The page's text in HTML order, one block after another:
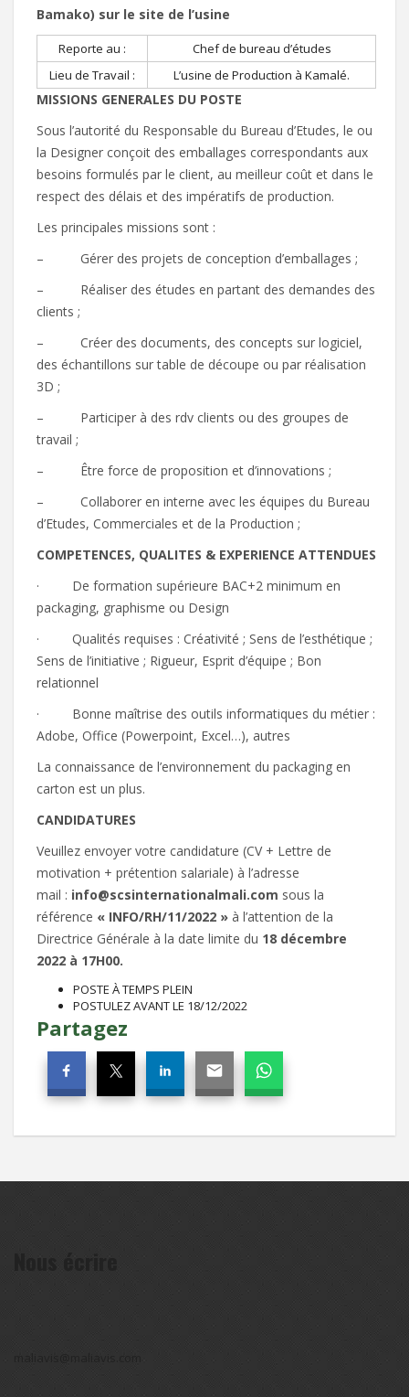
Bamako) sur le site de l’usine
Reporte au :
Chef de bureau d’études
Lieu de Travail :
L’usine de Production à Kamalé.
MISSIONS GENERALES DU POSTE
Sous l’autorité du Responsable du Bureau d’Etudes, le ou
la Designer conçoit des emballages correspondants aux
besoins formulés par le client, au meilleur coût et dans le
respect des délais et des impératifs de production.
Les principales missions sont :
– Gérer des projets de conception d’emballages ;
– Réaliser des études en partant des demandes des
clients ;
– Créer des documents, des concepts sur logiciel,
des échantillons sur table de découpe ou par réalisation
3D ;
– Participer à des rdv clients ou des groupes de
travail ;
– Être force de proposition et d’innovations ;
– Collaborer en interne avec les équipes du Bureau
d’Etudes, Commerciales et de la Production ;
COMPETENCES, QUALITES & EXPERIENCE ATTENDUES
· De formation supérieure BAC+2 minimum en
packaging, graphisme ou Design
· Qualités requises : Créativité ; Sens de l’esthétique ;
Sens de l’initiative ; Rigueur, Esprit d’équipe ; Bon
relationnel
· Bonne maîtrise des outils informatiques du métier :
Adobe, Office (Powerpoint, Excel…), autres
La connaissance de l’environnement du packaging en
carton est un plus.
CANDIDATURES
Veuillez envoyer votre candidature (CV + Lettre de
motivation + prétention salariale) à l’adresse
mail : info@scsinternationalmali.com sous la
référence « INFO/RH/11/2022 » à l’attention de la
Directrice Générale à la date limite du 18 décembre
2022 à 17H00.
POSTE À TEMPS PLEIN
POSTULEZ AVANT LE 18/12/2022
Partagez